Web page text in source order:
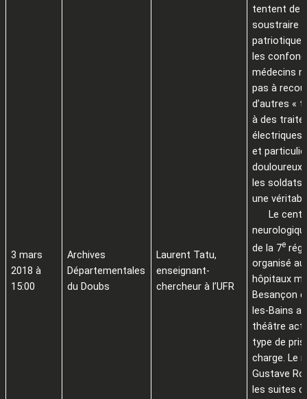
3 mars
2018 à
15:00
Archives
Départementales
du Doubs
Laurent Tatu,
enseignant-
chercheur à l’UFR
tentent de
soustraire
patriotique
les
médecins
pas à
d’autres «
à des
électriques
et
les soldats
une
Le
de la 7e
organisé
hôpitaux
Besançon
les-Bains a
théâtre
type de
charge. Le
Gustave
les suites